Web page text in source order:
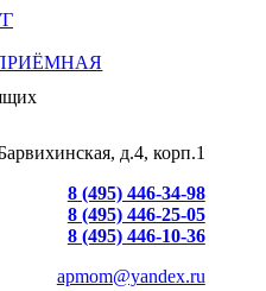
д.4, корп.1
8 (495) 446-34-98
8 (495) 446-25-05
8 (495) 446-10-36
apmom@yandex.ru